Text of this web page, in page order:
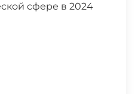
сфере в 2024